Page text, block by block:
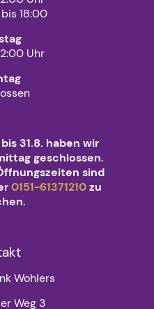
18:00
Uhr
31.8. haben wir
geschlossen.
sind
0151-61371210zu
Wohlers
Weg 3